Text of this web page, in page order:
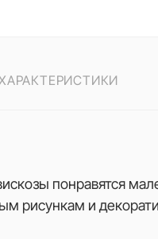
понравятся
рисункам и